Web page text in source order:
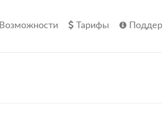
Возможности Тарифы